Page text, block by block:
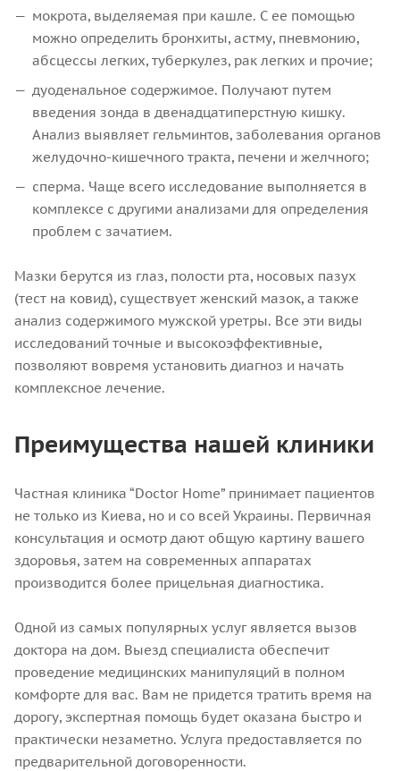
мокрота, выделяемая при кашле. С ее помощью
можно определить бронхиты, астму, пневмонию,
абсцессы легких, туберкулез, рак легких и прочие;
дуоденальное содержимое. Получают путем
введения зонда в двенадцатиперстную кишку.
Анализ выявляет гельминтов, заболевания органов
желудочно-кишечного тракта, печени и желчного;
сперма. Чаще всего исследование выполняется в
комплексе с другими анализами для определения
проблем с зачатием.
Мазки берутся из глаз, полости рта, носовых пазух
(тест на ковид), существует женский мазок, а также
анализ содержимого мужской уретры. Все эти виды
исследований точные и высокоэффективные,
позволяют вовремя установить диагноз и начать
комплексное лечение.
Преимущества нашей клиники
Частная клиника “Doctor Home” принимает пациентов
не только из Киева, но и со всей Украины. Первичная
консультация и осмотр дают общую картину вашего
здоровья, затем на современных аппаратах
производится более прицельная диагностика.
Одной из самых популярных услуг является вызов
доктора на дом. Выезд специалиста обеспечит
проведение медицинских манипуляций в полном
комфорте для вас. Вам не придется тратить время на
дорогу, экспертная помощь будет оказана быстро и
практически незаметно. Услуга предоставляется по
предварительной договоренности.